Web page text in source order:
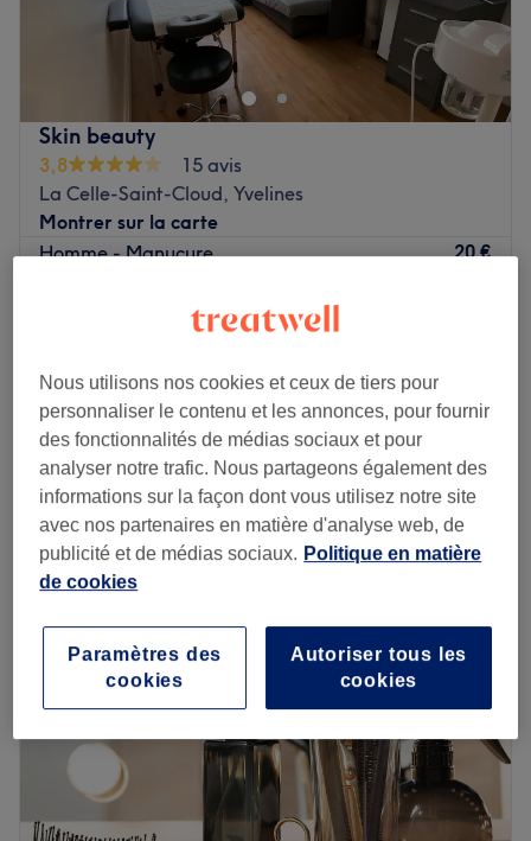
Skin beauty
3,8
15 avis
La Celle-Saint-Cloud, Yvelines
Montrer sur la carte
Homme - Manucure
20 €
Femme - Nattes Collées mi long avec rajout :
1 h 30 min
Soin du visage BB Glow
50 €
70 €
Je veux en savoir plus
Lundi 09:00– 20:00
Mardi
Vendredi
09:00–20:00
Samedi
09:00 –
Bienvenue chez Grâce beauty, un superbe salon de
beauté et de coiffure situé dans le centre de La Celle-
Nous utilisons nos cookies et ceux de tiers pour
personnaliser le contenu et les annonces, pour fournir
des fonctionnalités de médias sociaux et pour
analyser notre trafic. Nous partageons également des
informations sur la façon dont vous utilisez notre site
avec nos partenaires en matière d'analyse web, de
publicité et de médias sociaux. Politique en matière
de cookies
Autoriser tous les
cookies
Paramètres des
cookies